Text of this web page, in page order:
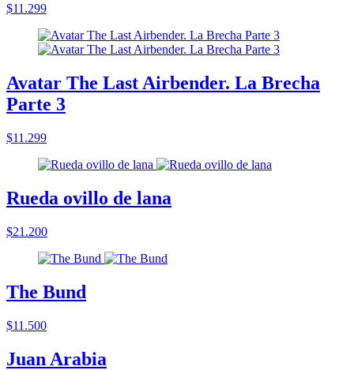
$11.299
Avatar The Last Airbender. La Brecha
Parte 3
$11.299
Rueda ovillo de lana
$21.200
The Bund
$11.500
Juan Arabia